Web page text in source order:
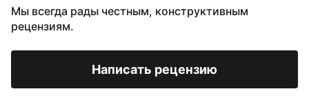
Мы всегда рады честным, конструктивным
рецензиям.
Написать рецензию